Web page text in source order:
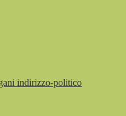
indirizzo-politico